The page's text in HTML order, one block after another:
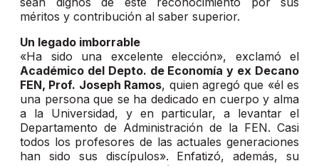
méritos y contribución al saber superior.
Un legado imborrable
«Ha sido una excelente elección», exclamó el
Académico del Depto. de Economía y ex Decano
FEN, Prof. Joseph Ramos, quien agregó que «él es
una persona que se ha dedicado en cuerpo y alma
a la Universidad, y en particular, a levantar el
Departamento de Administración de la FEN. Casi
todos los profesores de las actuales generaciones
han sido sus discípulos». Enfatizó, además, su